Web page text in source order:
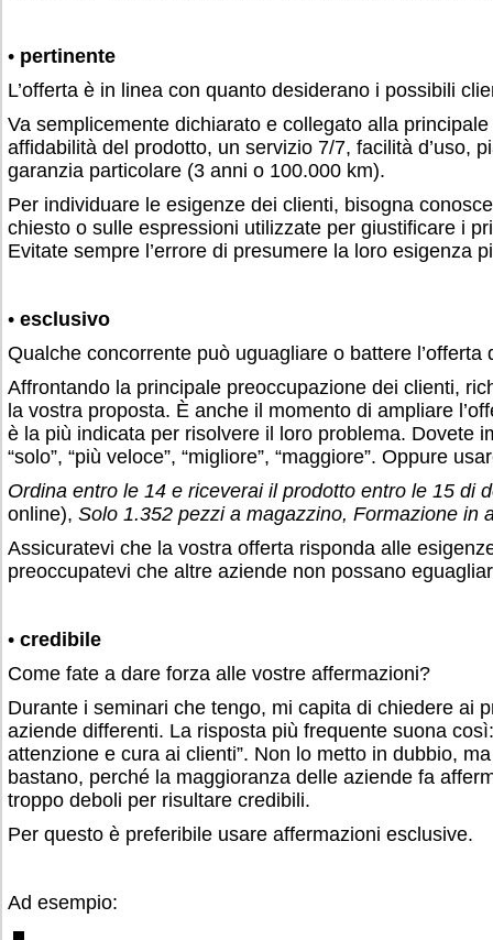
• pertinente
L’offerta è in linea con quanto desiderano i possibili
Va semplicemente dichiarato e collegato alla
affidabilità del prodotto, un servizio 7/7, facilità d’uso,
garanzia particolare (3 anni o 100.000 km).
Per individuare le esigenze dei clienti, bisogna
chiesto o sulle espressioni utilizzate per giustificare i
Evitate sempre l’errore di presumere la loro esigenza
• esclusivo
Qualche concorrente può uguagliare o battere l’offerta
Affrontando la principale preoccupazione dei clienti,
la vostra proposta. È anche il momento di ampliare
è la più indicata per risolvere il loro problema. Dovete
“solo”, “più veloce”, “migliore”, “maggiore”. Oppure
Ordina entro le 14 e riceverai il prodotto entro le 15 di
online), Solo 1.352 pezzi a magazzino, Formazione in
Assicuratevi che la vostra offerta risponda alle
preoccupatevi che altre aziende non possano
• credibile
Come fate a dare forza alle vostre affermazioni?
Durante i seminari che tengo, mi capita di chiedere ai
aziende differenti. La risposta più frequente suona
attenzione e cura ai clienti”. Non lo metto in dubbio,
bastano, perché la maggioranza delle aziende fa
troppo deboli per risultare credibili.
Per questo è preferibile usare affermazioni esclusive.
Ad esempio: